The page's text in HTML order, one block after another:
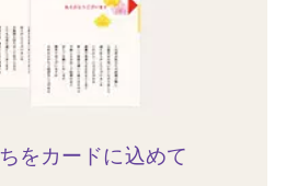
をカードに込めて